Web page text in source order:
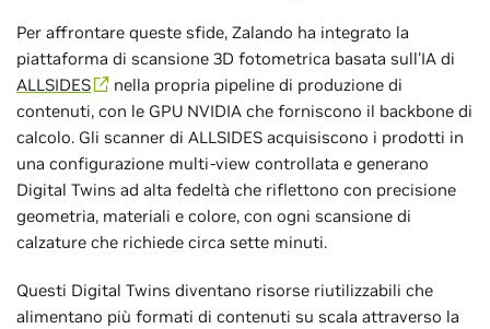
Per affrontare queste sfide, Zalando ha integrato la
piattaforma di scansione 3D fotometrica basata sull'IA di
ALLSIDES
nella propria pipeline di produzione di
contenuti, con le GPU NVIDIA che forniscono il backbone di
calcolo. Gli scanner di ALLSIDES acquisiscono i prodotti in
una configurazione multi-view controllata e generano
Digital Twins ad alta fedeltà che riflettono con precisione
geometria, materiali e colore, con ogni scansione di
calzature che richiede circa sette minuti.
Questi Digital Twins diventano risorse riutilizzabili che
alimentano più formati di contenuti su scala attraverso la